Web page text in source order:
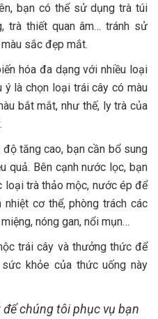
bạn có thể sử dụng trà túi
trà thiết quan âm… tránh sử
sắc đẹp mắt.
hóa đa dạng với nhiều loại
ý là chọn loại trái cây có màu
bắt mắt, như thế, ly trà của
tăng cao, bạn cần bổ sung
quả. Bên cạnh nước lọc, bạn
loại trà thảo mộc, nước ép để
cơ thể, phòng trách các
nóng gan, nổi mụn…
trái cây và thưởng thức để
khỏe của thức uống này
chúng tôi phục vụ bạn